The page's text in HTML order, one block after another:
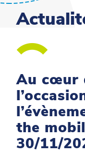
Au cœur
the
30/11/